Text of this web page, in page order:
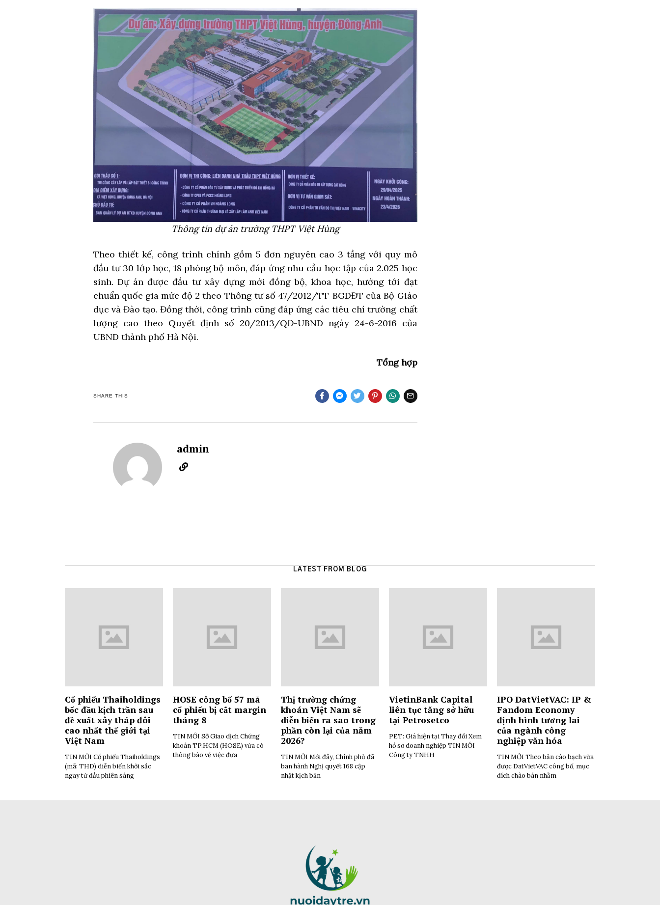
Thông tin dự án trường THPT Việt Hùng
Theo thiết kế, công trình chính gồm 5 đơn nguyên cao 3 tầng với quy mô
đầu tư 30 lớp học, 18 phòng bộ môn, đáp ứng nhu cầu học tập của 2.025 học
sinh. Dự án được đầu tư xây dựng mới đồng bộ, khoa học, hướng tới đạt
chuẩn quốc gia mức độ 2 theo Thông tư số 47/2012/TT-BGDĐT của Bộ Giáo
dục và Đào tạo. Đồng thời, công trình cũng đáp ứng các tiêu chí trường chất
lượng cao theo Quyết định số 20/2013/QĐ-UBND ngày 24-6-2016 của
UBND thành phố Hà Nội.
Tổng hợp
SHARE THIS
admin
LATEST FROM BLOG
Cổ phiếu Thaiholdings
bốc đầu kịch trần sau
đề xuất xây tháp đôi
cao nhất thế giới tại
Việt Nam
TIN MỚI Cổ phiếu Thaiholdings
(mã: THD) diễn biến khởi sắc
ngay từ đầu phiên sáng
HOSE công bố 57 mã
cổ phiếu bị cắt margin
tháng 8
TIN MỚI Sở Giao dịch Chứng
khoán TP.HCM (HOSE) vừa có
thông báo về việc đưa
Thị trường chứng
khoán Việt Nam sẽ
diễn biến ra sao trong
phần còn lại của năm
2026?
TIN MỚI Mới đây, Chính phủ đã
ban hành Nghị quyết 168 cập
nhật kịch bản
VietinBank Capital
liên tục tăng sở hữu
tại Petrosetco
PET: Giá hiện tại Thay đổi Xem
hồ sơ doanh nghiệp TIN MỚI
Công ty TNHH
IPO DatVietVAC: IP &
Fandom Economy
định hình tương lai
của ngành công
nghiệp văn hóa
TIN MỚI Theo bản cáo bạch vừa
được DatVietVAC công bố, mục
đích chào bán nhằm